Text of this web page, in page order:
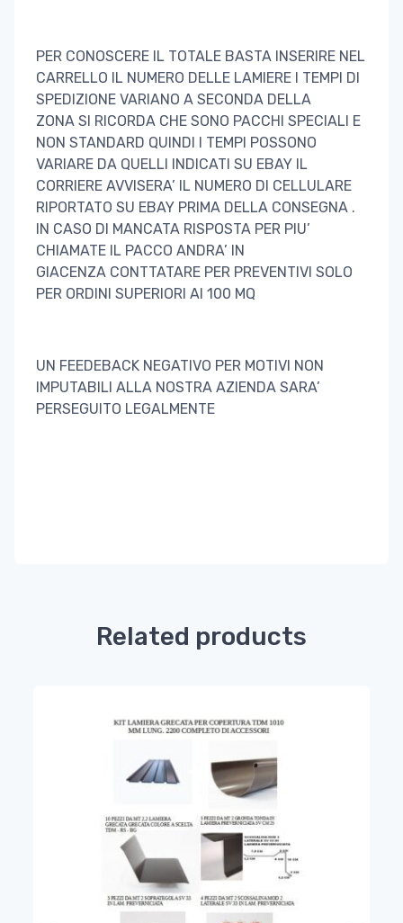
PER CONOSCERE IL TOTALE BASTA INSERIRE NEL
CARRELLO IL NUMERO DELLE LAMIERE I TEMPI DI
SPEDIZIONE VARIANO A SECONDA DELLA
ZONA SI RICORDA CHE SONO PACCHI SPECIALI E
NON STANDARD QUINDI I TEMPI POSSONO
VARIARE DA QUELLI INDICATI SU EBAY IL
CORRIERE AVVISERA’ IL NUMERO DI CELLULARE
RIPORTATO SU EBAY PRIMA DELLA CONSEGNA .
IN CASO DI MANCATA RISPOSTA PER PIU’
CHIAMATE IL PACCO ANDRA’ IN
GIACENZA CONTTATARE PER PREVENTIVI SOLO
PER ORDINI SUPERIORI AI 100 MQ
UN FEEDEBACK NEGATIVO PER MOTIVI NON
IMPUTABILI ALLA NOSTRA AZIENDA SARA’
PERSEGUITO LEGALMENTE
Related products